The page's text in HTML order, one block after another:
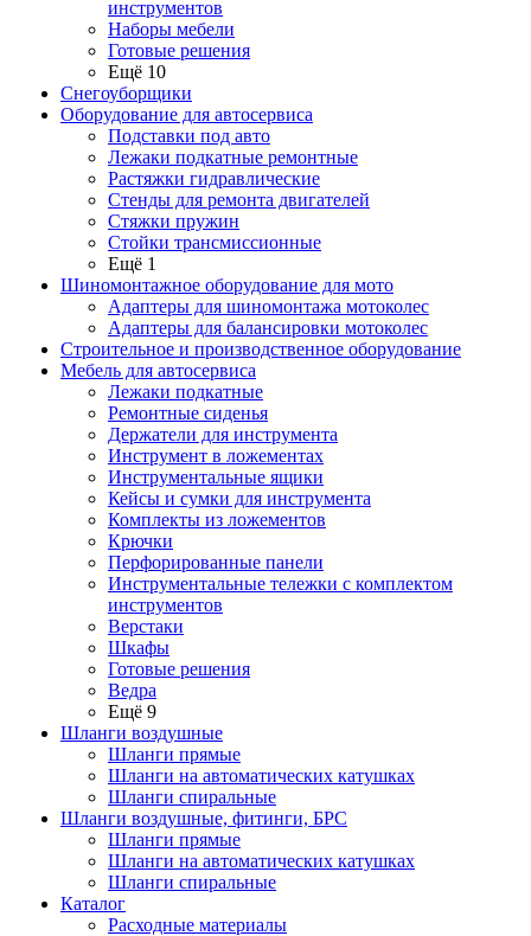
инструментов
Наборы мебели
Готовые решения
Ещё 10
Снегоуборщики
Оборудование для автосервиса
Подставки под авто
Лежаки подкатные ремонтные
Растяжки гидравлические
Стенды для ремонта двигателей
Стяжки пружин
Стойки трансмиссионные
Ещё 1
Шиномонтажное оборудование для мото
Адаптеры для шиномонтажа мотоколес
Адаптеры для балансировки мотоколес
Строительное и производственное оборудование
Мебель для автосервиса
Лежаки подкатные
Ремонтные сиденья
Держатели для инструмента
Инструмент в ложементах
Инструментальные ящики
Кейсы и сумки для инструмента
Комплекты из ложементов
Крючки
Перфорированные панели
Инструментальные тележки с комплектом
инструментов
Верстаки
Шкафы
Готовые решения
Ведра
Ещё 9
Шланги воздушные
Шланги прямые
Шланги на автоматических катушках
Шланги спиральные
Шланги воздушные, фитинги, БРС
Шланги прямые
Шланги на автоматических катушках
Шланги спиральные
Каталог
Расходные материалы